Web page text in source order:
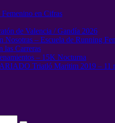
en Cifras
de Valencia / Gandía 2026
Nosotras – Escuela de Running
las Carreras
– 15K Nocturna
Triatló Maritim 2019 – 11